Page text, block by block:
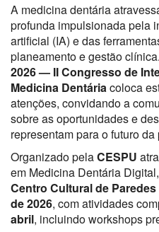
A medicina dentária
profunda impulsionada pela
artificial (IA) e das
planeamento e gestão
2026 — II Congresso de
Medicina Dentáriacoloca
atenções, convidando a
sobre as oportunidades e
representam para o futuro da
Organizado pelaCESPU
em Medicina Dentária
Centro Cultural de Paredes
de 2026, com atividades
abril, incluindo workshops